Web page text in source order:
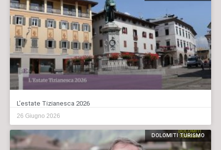
L’estate Tizianesca 2026
26 Giugno 2026
DOLOMITI TURISMO